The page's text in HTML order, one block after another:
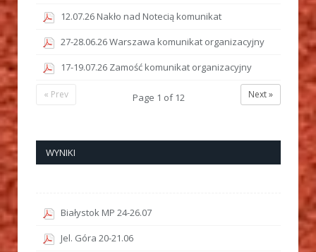
12.07.26 Nakło nad Notecią komunikat
27-28.06.26 Warszawa komunikat organizacyjny
17-19.07.26 Zamość komunikat organizacyjny
Next »
Page 1 of12
« Prev
WYNIKI
Białystok MP 24-26.07
Jel. Góra 20-21.06